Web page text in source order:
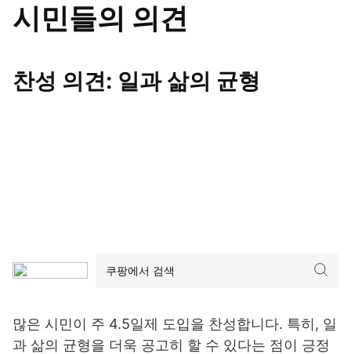
시민들의 의견
찬성 의견: 일과 삶의 균형
많은 시민이 주 4.5일제 도입을 찬성합니다. 특히, 일
과 삶의 균형을 더욱 공고히 할 수 있다는 점이 긍정